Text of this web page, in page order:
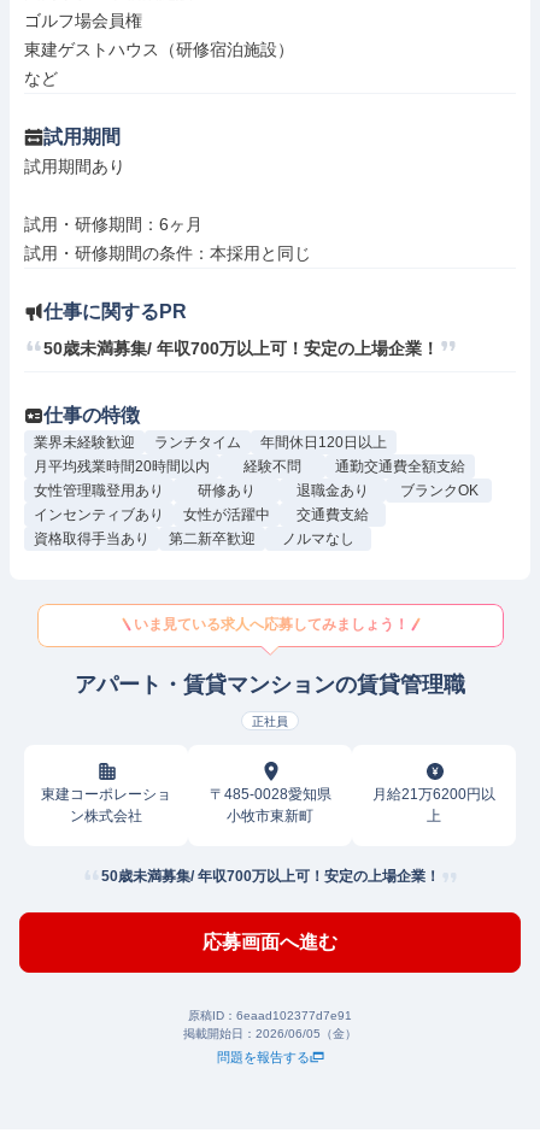
ゴルフ場会員権
東建ゲストハウス（研修宿泊施設）
など
試用期間
試用期間あり
試用・研修期間：6ヶ月
仕事に関するPR
50歳未満募集/ 年収700万以上可！安定の上場企業！
仕事の特徴
業界未経験歓迎 ランチタイム
年間休日120日以上
月平均残業時間20時間以内
経験不問
通勤交通費全額支給
女性管理職登用あり
研修あり 退職金あり
ブランクOK
インセンティブあり
女性が活躍中
交通費支給
資格取得手当あり
第二新卒歓迎 ノルマなし
いま見ている求人へ応募してみましょう！
アパート・賃貸マンションの賃貸管理職
正社員
東建コーポレーショ
ン株式会社
〒485-0028愛知県
小牧市東新町
月給21万6200円以
上
50歳未満募集/ 年収700万以上可！安定の上場企業！
応募画面へ進む
原稿ID： 6eaad102377d7e91
掲載開始日： 2026/06/05（金）
問題を報告する